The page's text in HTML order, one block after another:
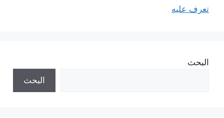
تعرف عليه
البحث
البحث